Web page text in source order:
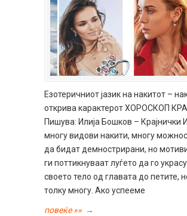
Езотеричниот јазик на накитот –
открива карактерот ХОРОСКОП
Пишува: Илија Бошков – Крајнички
многу видови накити, многу
да бидат демнострирани, но
ги поттикнуваат луѓето да го
своето тело од главата до петите,
толку многу. Ако успееме
повеќе »» →